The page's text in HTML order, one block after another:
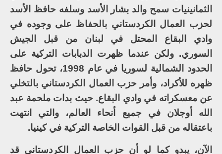
الثمانينيات سمح والد بشار الأسد وسلفه حافظ الأسد
لحزب العمال الكردستاني بالحفاظ على وجوده في
وادي البقاع المحتل في لبنان من قبل الجيش
السوري. ولكن عندما ظهرت الدبابات التركية على
الحدود الشمالية لسوريا في عام 1998، تحول حافظ
ظهره للأكراد، وأمر حزب العمال الكردستاني بالتخلي
عن معسكراته في وادي البقاع. حيث بدات ملحمة عبد
الله أوجلان في جميع أنحاء العالم، والتي انتهت
باعتقاله من قبل القوات الخاصة التركية في كينيا.
الآن، يبدو كما لو أن حزب العمال الكردستاني قد